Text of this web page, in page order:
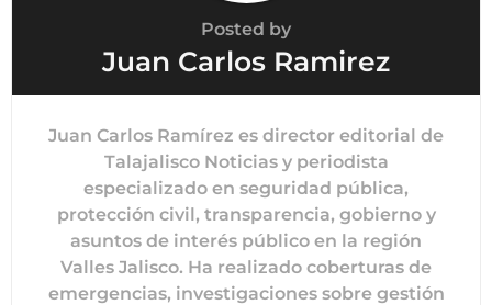
Posted by
Juan Carlos Ramirez
Juan Carlos Ramírez es director editorial de
Talajalisco Noticias y periodista
especializado en seguridad pública,
protección civil, transparencia, gobierno y
asuntos de interés público en la región
Valles Jalisco. Ha realizado coberturas de
emergencias, investigaciones sobre gestión